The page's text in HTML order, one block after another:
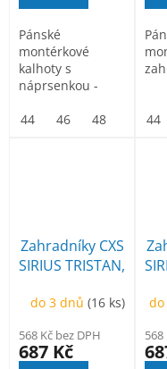
Pánské
montérkové
kalhoty s
náprsenkou -
na výšku 170-176
44 46 48 44
Zahradníky CXS
SIRIUS TRISTAN,
šedo-zelené
do 3 dnů(16 ks)
568 Kč bez DPH
687 Kč
568